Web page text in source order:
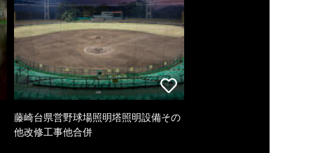
藤崎台県営野球場照明塔照明設備その
他改修工事他合併